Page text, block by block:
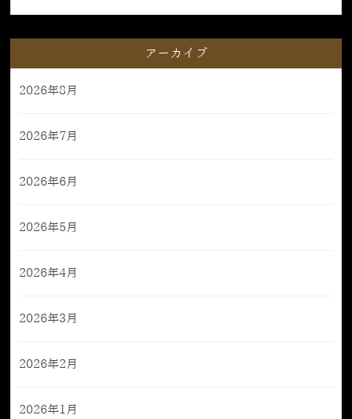
アーカイブ
2026年8月
2026年7月
2026年6月
2026年5月
2026年4月
2026年3月
2026年2月
2026年1月